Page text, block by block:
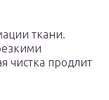
ткани.
чистка продлит